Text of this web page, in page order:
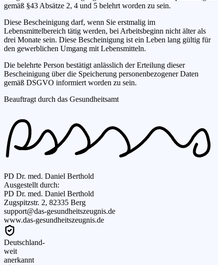
gemäß §43 Absätze 2, 4 und 5 belehrt worden zu sein.
Diese Bescheinigung darf, wenn Sie erstmalig im
Lebensmittelbereich tätig werden, bei Arbeitsbeginn nicht älter als
drei Monate sein. Diese Bescheinigung ist ein Leben lang gültig für
den gewerblichen Umgang mit Lebensmitteln.
Die belehrte Person bestätigt anlässlich der Erteilung dieser
Bescheinigung über die Speicherung personenbezogener Daten
gemäß DSGVO informiert worden zu sein.
Beauftragt durch das Gesundheitsamt
PD Dr. med. Daniel Berthold
Ausgestellt durch:
PD Dr. med. Daniel Berthold
Zugspitzstr. 2, 82335 Berg
support@das-gesundheitszeugnis.de
www.das-gesundheitszeugnis.de
Deutschland-
weit
anerkannt